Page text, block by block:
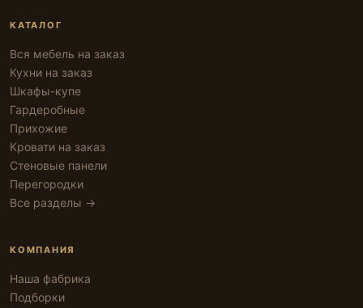
КАТАЛОГ
Вся мебель на заказ
Кухни на заказ
Шкафы-купе
Гардеробные
Прихожие
Кровати на заказ
Стеновые панели
Перегородки
Все разделы →
КОМПАНИЯ
Наша фабрика
Подборки